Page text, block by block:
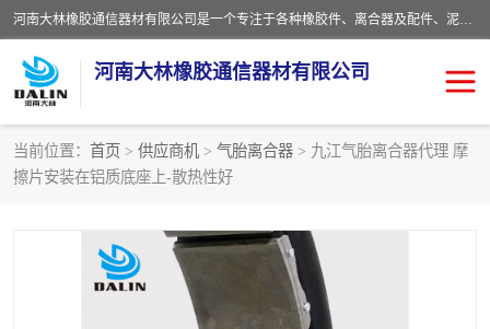
河南大林橡胶通信器材有限公司是一个专注于各种橡胶件、离合器及配件、泥浆泵及配件等产品设计制造和加工的企业。产品应用于矿山、冶金、石油、钢铁、化工、水泥、船舶、造纸、通用机械等各种大功率机械传动或制动装置。
河南大林橡胶通信器材有限公司
当前位置： 首页 > 供应商机 > 气胎离合器 > 九江气胎离合器代理 摩
擦片安装在铝质底座上-散热性好
推盘离合器
VC离合器 矿山离合器
PO隔膜离合器 气胎离合器